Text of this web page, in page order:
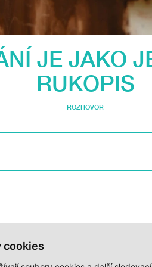
cookies
JE JAKO
RUKOPIS
ROZHOVOR